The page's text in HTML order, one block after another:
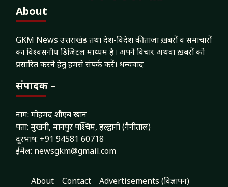
About
GKM News उत्तराखंड तथा देश-विदेश की ताज़ा ख़बरों व समाचारों
का विश्वसनीय डिजिटल माध्यम है। अपने विचार अथवा ख़बरों को
प्रसारित करने हेतु हमसे संपर्क करें। धन्यवाद
संपादक –
नाम: मोहमद शौएब खान
पता: मुखनी, मानपुर पश्चिम, हल्द्वानी (नैनीताल)
दूरभाष: +91 94581 60718
ईमेल: newsgkm@gmail.com
About Contact Advertisements (विज्ञापन)